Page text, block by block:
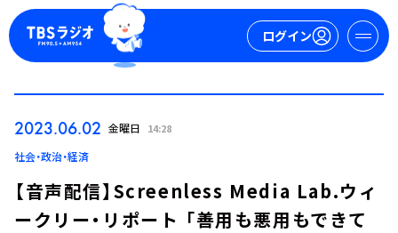
ログイン
2023.06.02 金曜日 14:28
社会・政治・経済
【音声配信】Screenless Media Lab.ウィ
ークリー・リポート 「善用も悪用もできて